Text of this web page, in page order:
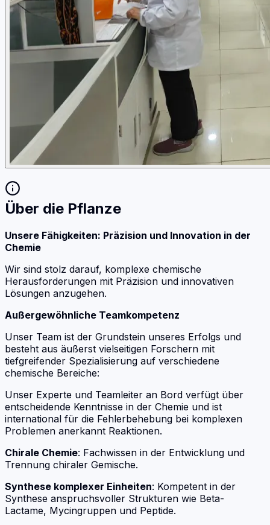
Über die Pflanze
Unsere Fähigkeiten: Präzision und Innovation in der
Chemie
Wir sind stolz darauf, komplexe chemische
Herausforderungen mit Präzision und innovativen
Lösungen anzugehen.
Außergewöhnliche Teamkompetenz
Unser Team ist der Grundstein unseres Erfolgs und
besteht aus äußerst vielseitigen Forschern mit
tiefgreifender Spezialisierung auf verschiedene
chemische Bereiche:
Unser Experte und Teamleiter an Bord verfügt über
entscheidende Kenntnisse in der Chemie und ist
international für die Fehlerbehebung bei komplexen
Problemen anerkannt Reaktionen.
Chirale Chemie: Fachwissen in der Entwicklung und
Trennung chiraler Gemische.
Synthese komplexer Einheiten: Kompetent in der
Synthese anspruchsvoller Strukturen wie Beta-
Lactame, Mycingruppen und Peptide.